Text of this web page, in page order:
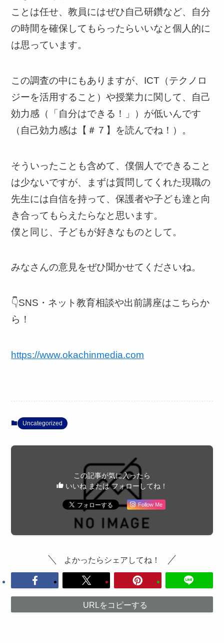
ことは任せ、教員にはぜひ自己研鑽など、自分
の時間を確保してもらったらいいなと個人的に
は思っています。
この調査の中にもありますが、ICT（テクノロ
ジーを活用すること）や授業力に関して、自己
効力感（「自分はできる！」）が低いんです
（自己効力感は【＃７】を読んでね！）。
そういったことも含めて、僕個人でできること
は少ないですが、まずは質問してくれた現職の
先生には自信を持って、保護者や子ども達と向
き合ってもらえたらなと思います。
僕と同じ、子どもが好きなものとして。
みなさんの意見をぜひ聞かせてくださいね。
👇SNS・ネット教育相談や出前講座はこちらか
ら！
https://www.okachinmedia.com
Uncategorized
この記事が気に入ったら
いいね または フォローしてね！
Follow Me
よかったらシェアしてね！
URLをコピーする